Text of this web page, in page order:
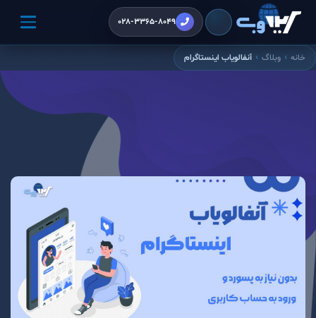
028-3365-8049
خانه وبلاگ آنفالویاب اینستاگرام